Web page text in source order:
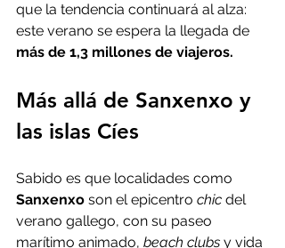
que la tendencia continuará al alza:
este verano se espera la llegada de
más de 1,3 millones de viajeros.
Más allá de Sanxenxo y
las islas Cíes
Sabido es que localidades como
Sanxenxo son el epicentro chic del
verano gallego, con su paseo
marítimo animado, beach clubs y vida